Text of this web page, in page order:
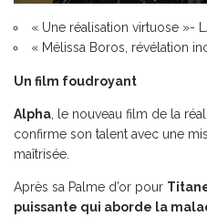
« Une réalisation virtuose »-
« Mélissa Boros, révélation
Un film foudroyant
Alpha , le nouveau film de la
confirme son talent avec une
maîtrisée.
Après sa Palme d’or pour
puissante qui aborde la